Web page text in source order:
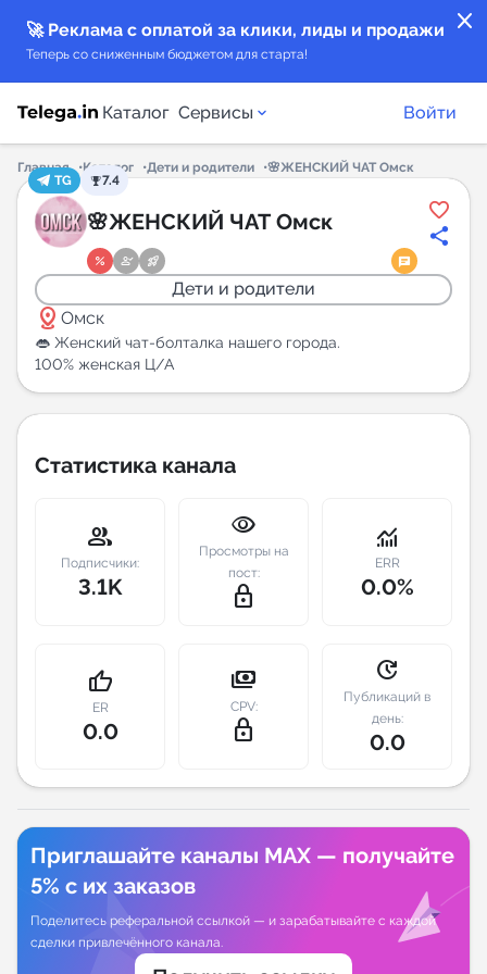
close
🚀 Реклама с оплатой за клики, лиды и продажи
Теперь со сниженным бюджетом для старта!
Каталог Сервисы
Каталог каналов
Каталог ботов
Горящие предложения
Индекс читаемости каналов в Telegram
New
New
Индивидуальное сопровождение
Аналитика Telegram
Войти
Главная Каталог Дети и родители
🌸ЖЕНСКИЙ ЧАТ Омск
TG
7.4
🌸ЖЕНСКИЙ ЧАТ Омск
Дети и родители
distance Омск
👄 Женский чат-болталка нашего города.
100% женская Ц/А
Статистика канала
group
Подписчики:
3.1K
visibility
Просмотры на
пост:
lock_outline
monitoring
ERR
0.0%
thumb_up
ER
0.0
payments
CPV:
lock_outline
update
Публикаций в
день:
0.0
Приглашайте каналы MAX — получайте
5% с их заказов
Поделитесь реферальной ссылкой — и зарабатывайте с каждой
сделки привлечённого канала.